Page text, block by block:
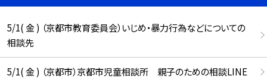
5/1( 金 ) （京都市教育委員会）いじめ・暴力行為などについての
相談先
5/1( 金 ) （京都市）京都市児童相談所 親子のための相談LINE